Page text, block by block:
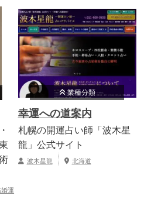
運
業種分類
幸運への道案内
札幌の開運占い師「波木星
龍」公式サイト
波木星龍 北海道